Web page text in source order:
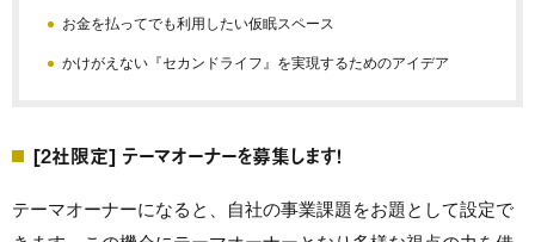
お金を払ってでも利用したい仮眠スペース
かけがえない『セカンドライフ』を実現するためのアイデア
[2社限定] テーマオーナーを募集します！
テーマオーナーになると、自社の事業課題をお題として設定で